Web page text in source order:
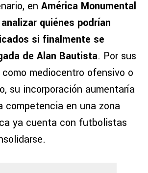
en América Monumental
quiénes podrían
si finalmente se
de Alan Bautista. Por sus
mediocentro ofensivo o
su incorporación aumentaría
competencia en una zona
ya cuenta con futbolistas